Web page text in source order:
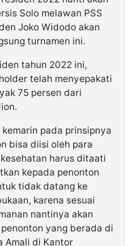
Solo melawan PSS
Joko Widodo akan
turnamen ini.
tahun 2022 ini,
telah menyepakati
75 persen dari
pada prinsipnya
bisa diisi oleh para
harus ditaati
kepada penonton
tidak datang ke
karena sesuai
nantinya akan
yang berada di
Amali di Kantor